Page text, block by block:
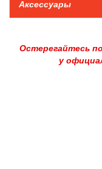
Аксессуары
Остерегайтесь
у